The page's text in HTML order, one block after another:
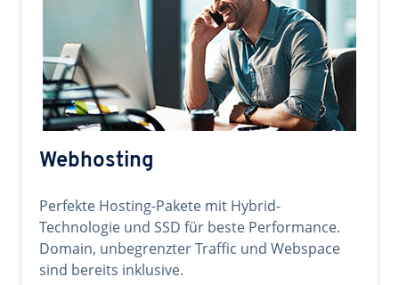
Webhosting
Perfekte Hosting-Pakete mit Hybrid-
Technologie und SSD für beste Performance.
Domain, unbegrenzter Traffic und Webspace
sind bereits inklusive.